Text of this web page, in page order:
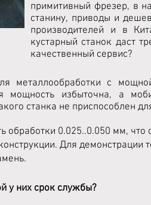
примитивный фрезер, в
станину, приводы и
производителей и в
кустарный станок даст
качественный сервис?
металлообработки с
мощность избыточна, а
станка не приспособлен
обработки 0.025..0.050 мм,
Для
у них срок службы?